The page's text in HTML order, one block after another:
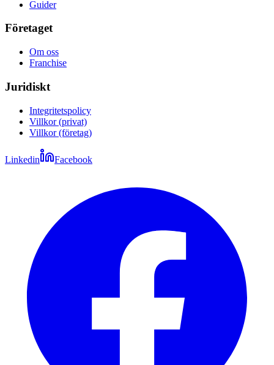
Guider
Företaget
Om oss
Franchise
Juridiskt
Integritetspolicy
Villkor (privat)
Villkor (företag)
Linkedin Facebook